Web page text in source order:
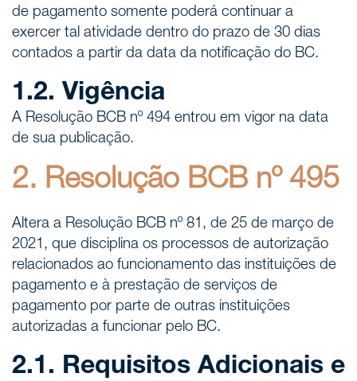
de pagamento somente poderá continuar a
exercer tal atividade dentro do prazo de 30 dias
contados a partir da data da notificação do BC.
1.2. Vigência
A Resolução BCB nº 494 entrou em vigor na data
de sua publicação.
2. Resolução BCB nº 495
Altera a Resolução BCB nº 81, de 25 de março de
2021, que disciplina os processos de autorização
relacionados ao funcionamento das instituições de
pagamento e à prestação de serviços de
pagamento por parte de outras instituições
autorizadas a funcionar pelo BC.
2.1. Requisitos Adicionais e